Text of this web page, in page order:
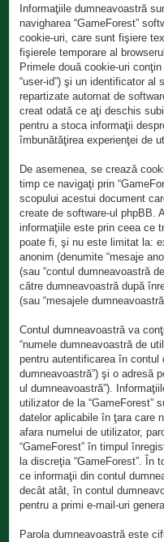
Informaţiile dumneavoastră
navigharea “GameForest”
cookie-uri, care sunt fişiere
fişierele temporare al
Primele două cookie-uri
“user-id”) şi un identificator al
repartizate automat de
creat odată ce aţi deschis
pentru a stoca informaţii
îmbunătăţirea experienţei de
De asemenea, se crează
timp ce navigaţi prin
scopului acestui document
create de software-ul phpBB.
informaţiile este prin ceea ce
poate fi, şi nu este limitat la:
anonim (denumite “mesaje
(sau “contul dumneavoastră
către dumneavoastră după
(sau “mesajele
Contul dumneavoastră va
“numele dumneavoastră de
pentru autentificarea în contul
dumneavoastră”) şi o adresă
ul dumneavoastră”).
utilizator de la “GameForest”
datelor aplicabile în ţara care
afara numelui de utilizator,
“GameForest” în timpul
la discreţia “GameForest”. În
ce informaţii din contul
decât atât, în contul
pentru a primi e-mail-uri
Parola dumneavoastră este